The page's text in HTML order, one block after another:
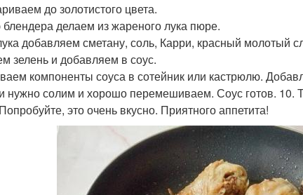
до золотистого цвета.
делаем из жареного лука пюре.
добавляем сметану, соль, Карри, красный молотый
зелень и добавляем в соус.
компоненты соуса в сотейник или кастрюлю.
нужно солим и хорошо перемешиваем. Соус готов. 10.
это очень вкусно. Приятного аппетита!